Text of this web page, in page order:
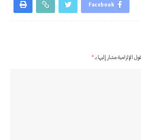
Facebook
الإلزامية مشار إليها بـ*